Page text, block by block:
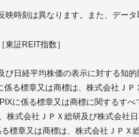
時刻は異なります。また、デー
東証REIT指数］
日経平均株価の表示に対する知
る標章又は商標は、株式会社Ｊ
に係る標章又は商標に関するす
式会社ＪＰＸ総研及び株式会社
標章又は商標は、株式会社ＪＰ